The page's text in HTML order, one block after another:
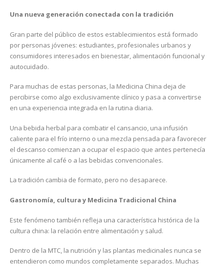
Una nueva generación conectada con la tradición
Gran parte del público de estos establecimientos está formado
por personas jóvenes: estudiantes, profesionales urbanos y
consumidores interesados en bienestar, alimentación funcional y
autocuidado.
Para muchas de estas personas, la Medicina China deja de
percibirse como algo exclusivamente clínico y pasa a convertirse
en una experiencia integrada en la rutina diaria.
Una bebida herbal para combatir el cansancio, una infusión
caliente para el frío interno o una mezcla pensada para favorecer
el descanso comienzan a ocupar el espacio que antes pertenecía
únicamente al café o a las bebidas convencionales.
La tradición cambia de formato, pero no desaparece.
Gastronomía, cultura y Medicina Tradicional China
Este fenómeno también refleja una característica histórica de la
cultura china: la relación entre alimentación y salud.
Dentro de la MTC, la nutrición y las plantas medicinales nunca se
entendieron como mundos completamente separados. Muchas